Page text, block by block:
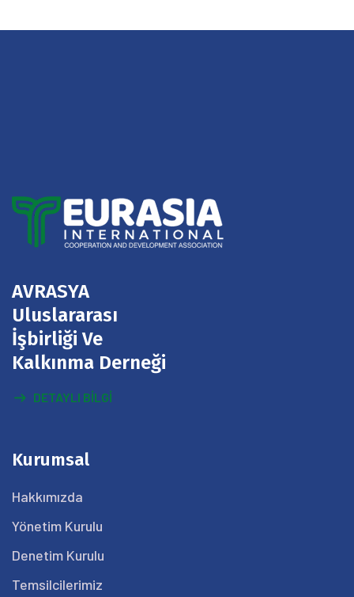
AVRASYA
Uluslararası
İşbirliği Ve
Kalkınma Derneği
DETAYLI BILGI
Kurumsal
Hakkımızda
Yönetim Kurulu
Denetim Kurulu
Temsilcilerimiz